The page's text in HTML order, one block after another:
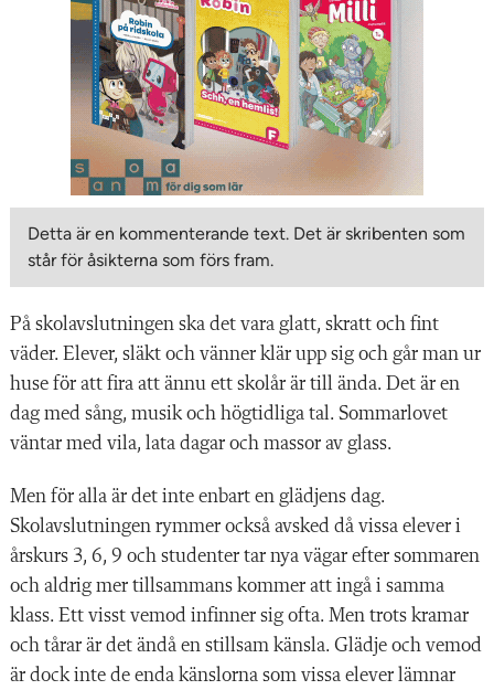
Detta är en kommenterande text. Det är skribenten som
står för åsikterna som förs fram.
På skolavslutningen ska det vara glatt, skratt och fint
väder. Elever, släkt och vänner klär upp sig och går man ur
huse för att fira att ännu ett skolår är till ända. Det är en
dag med sång, musik och högtidliga tal. Sommarlovet
väntar med vila, lata dagar och massor av glass.
Men för alla är det inte enbart en glädjens dag.
Skolavslutningen rymmer också avsked då vissa elever i
årskurs 3, 6, 9 och studenter tar nya vägar efter sommaren
och aldrig mer tillsammans kommer att ingå i samma
klass. Ett visst vemod infinner sig ofta. Men trots kramar
och tårar är det ändå en stillsam känsla. Glädje och vemod
är dock inte de enda känslorna som vissa elever lämnar